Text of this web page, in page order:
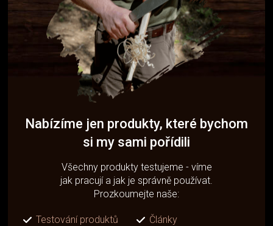
Nabízíme jen produkty, které bychom
si my sami pořídili
Všechny produkty testujeme - víme
jak pracují a jak je správně používat.
Prozkoumejte naše:
Testování produktů
Články